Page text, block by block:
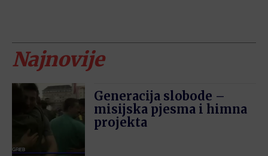
Najnovije
Generacija slobode –
misijska pjesma i himna
projekta